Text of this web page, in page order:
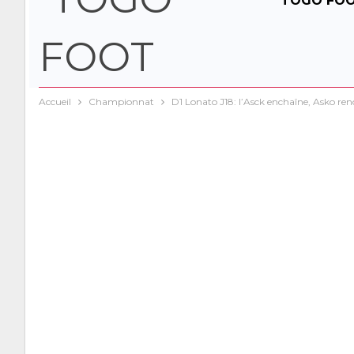
Accueil Championnat D1 Lonato J18: l’Asck enchaîne, Asko